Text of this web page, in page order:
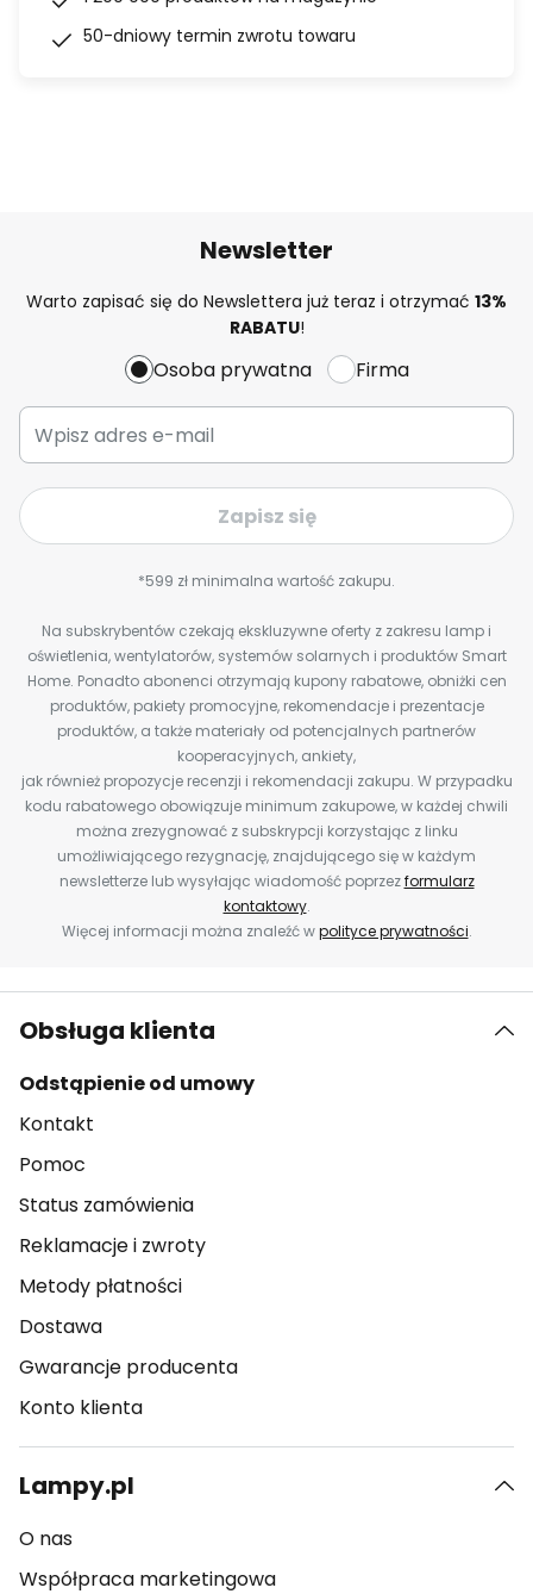
50-dniowy termin zwrotu towaru
Newsletter
Warto zapisać się do Newslettera już teraz i otrzymać 13%
RABATU!
Osoba prywatna Firma
Zapisz się
*599 zł minimalna wartość zakupu.
Na subskrybentów czekają ekskluzywne oferty z zakresu lamp i
oświetlenia, wentylatorów, systemów solarnych i produktów Smart
Home. Ponadto abonenci otrzymają kupony rabatowe, obniżki cen
produktów, pakiety promocyjne, rekomendacje i prezentacje
produktów, a także materiały od potencjalnych partnerów
kooperacyjnych, ankiety,
jak również propozycje recenzji i rekomendacji zakupu. W przypadku
kodu rabatowego obowiązuje minimum zakupowe, w każdej chwili
można zrezygnować z subskrypcji korzystając z linku
umożliwiającego rezygnację, znajdującego się w każdym
newsletterze lub wysyłając wiadomość poprzezformularz
kontaktowy.
Więcej informacji można znaleźć wpolityce prywatności.
Obsługa klienta
Odstąpienie od umowy
Kontakt
Pomoc
Status zamówienia
Reklamacje i zwroty
Metody płatności
Dostawa
Gwarancje producenta
Konto klienta
Lampy.pl
O nas
Współpraca marketingowa